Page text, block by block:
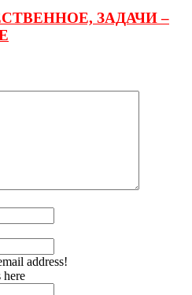
ЗАДАЧИ –
address!
here